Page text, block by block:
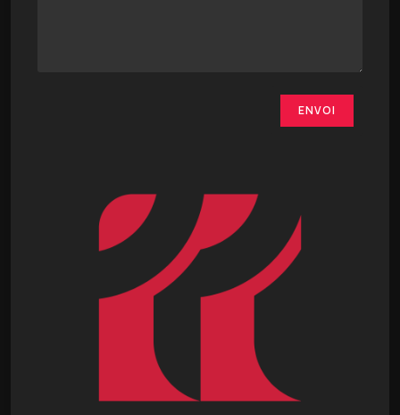
ENVOI